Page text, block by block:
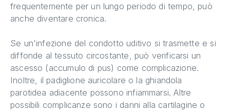
frequentemente per un lungo periodo di tempo, può
anche diventare cronica.
Se un'infezione del condotto uditivo si trasmette e si
diffonde al tessuto circostante, può verificarsi un
ascesso (accumulo di pus) come complicazione.
Inoltre, il padiglione auricolare o la ghiandola
parotidea adiacente possono infiammarsi. Altre
possibili complicanze sono i danni alla cartilagine o